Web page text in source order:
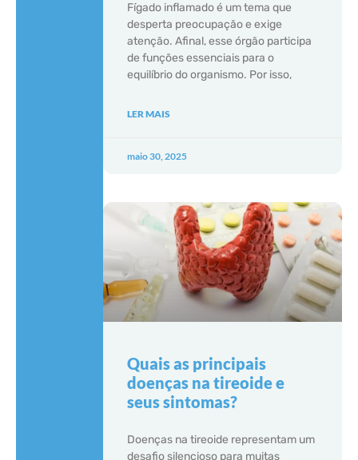
Fígado inflamado é um tema que
desperta preocupação e exige
atenção. Afinal, esse órgão participa
de funções essenciais para o
equilíbrio do organismo. Por isso,
LER MAIS
maio 30, 2025
Quais as principais
doenças na tireoide e
seus sintomas?
Doenças na tireoide representam um
desafio silencioso para muitas